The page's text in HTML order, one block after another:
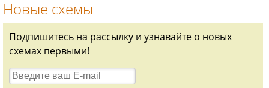
Новые схемы
Подпишитесь на рассылку и узнавайте о новых
схемах первыми!